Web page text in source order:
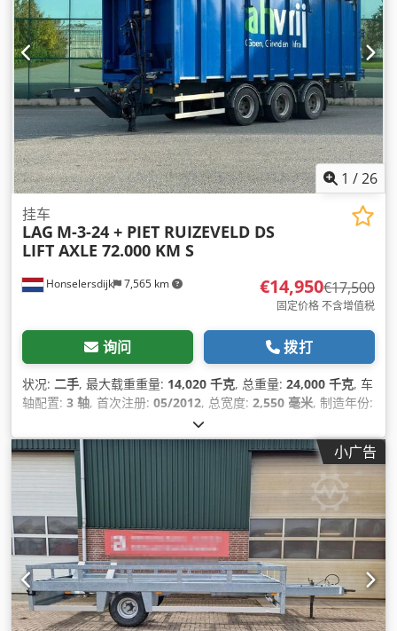
1 /26
Honselersdijk 7,565 km
挂车
LAG M-3-24 + PIET RUIZEVELD DS
LIFT AXLE 72.000 KM S
€14,950€17,500
固定价格 不含增值税
询问 拨打
状况: 二手, 最大载重重量: 14,020 千克, 总重量: 24,000 千克, 车
轴配置: 3 轴, 首次注册: 05/2012, 总宽度: 2,550 毫米, 制造年份:
小广告